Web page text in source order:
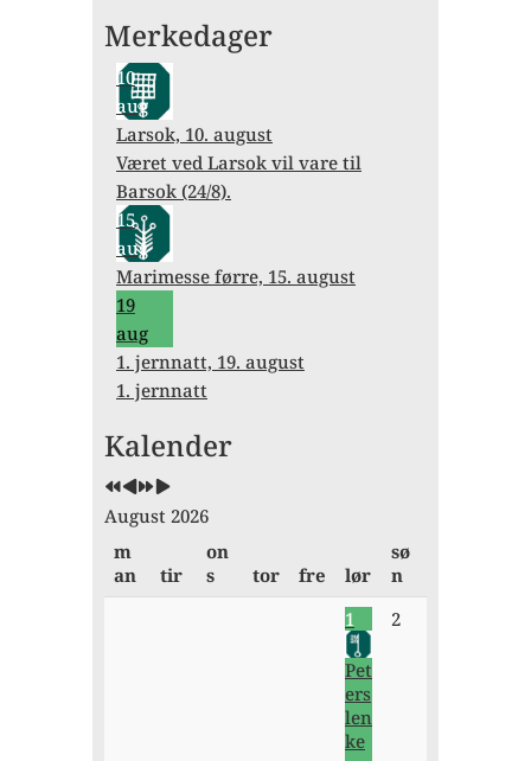
Merkedager
10
aug
Larsok, 10. august
Været ved Larsok vil vare til
Barsok (24/8).
15
aug
Marimesse førre, 15. august
19
aug
1. jernnatt, 19. august
1. jernnatt
Kalender
årmåned
årmåned
August 2026
m
an
tir
on
s
tor fre lør
sø
n
1
Pet
ers
len
ke
2